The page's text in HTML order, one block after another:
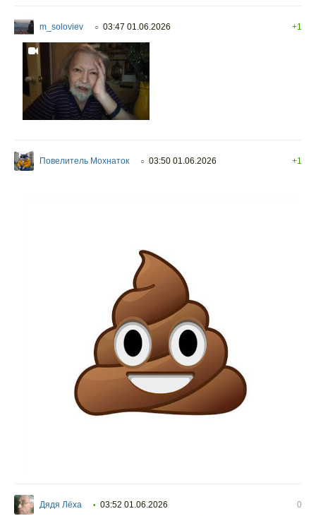
m_soloviev ○ 03:47 01.06.2026 +1
Повелитель Мохнаток ○ 03:50 01.06.2026 +1
Дядя Лёха • 03:52 01.06.2026
0